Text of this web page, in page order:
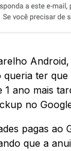
ter
ano mais
no
pagas ao
que a